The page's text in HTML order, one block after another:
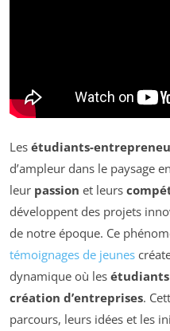
Les étudiants-
d’ampleur dans le paysage
leur passion et leurs
développent des projets
de notre époque. Ce
témoignages de jeunes
dynamique où les étudiants
création d’entreprises.
parcours, leurs idées et les